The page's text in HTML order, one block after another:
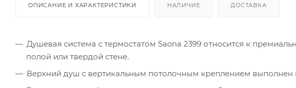
ОПИСАНИЕ И ХАРАКТЕРИСТИКИ НАЛИЧИЕ ДОСТАВКА
Душевая система с термостатом Saona 2399 относится к
полой или твердой стене.
Верхний душ с вертикальным потолочным креплением выполнен